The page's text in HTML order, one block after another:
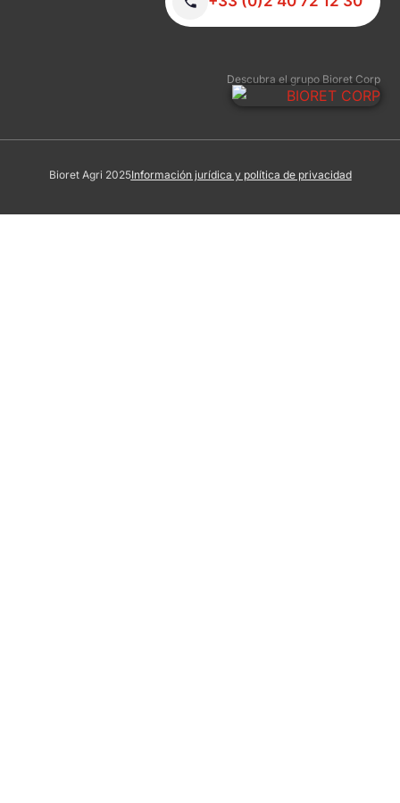
Descubra el grupo Bioret Corp
Bioret Agri 2025Información jurídica y política de privacidad